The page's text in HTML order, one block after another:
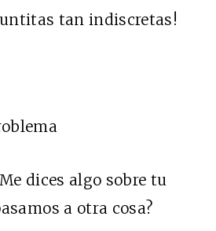
tan indiscretas!
dices algo sobre tu
a otra cosa?